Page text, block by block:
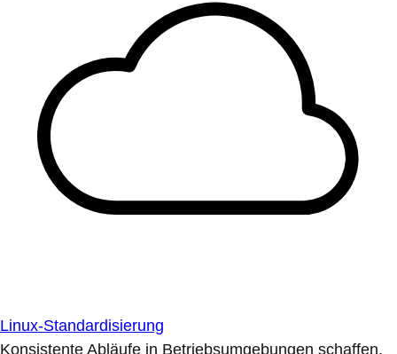
Linux-Standardisierung
Konsistente Abläufe in Betriebsumgebungen schaffen.